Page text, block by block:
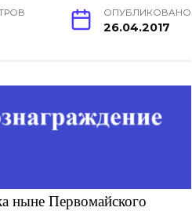
ОПУБЛИКОВАНО
26.04.2017
ныне Первомайского